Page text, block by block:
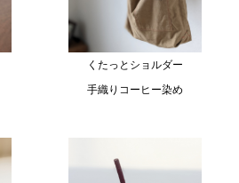
くたっとショルダー
手織りコーヒー染め